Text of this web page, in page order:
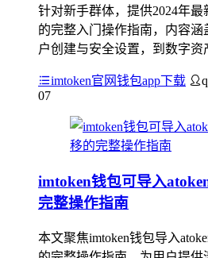
针对新手群体，提供2024年最
的完整入门操作指南，内容涵
户创建与安全设置，到数字资
imtoken官网钱包app下载
07
imtoken钱包可导入
完整操作指南
本文聚焦imtoken钱包导入